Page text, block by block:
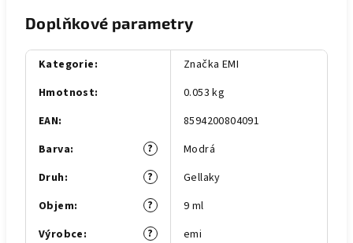
Doplňkové parametry
Kategorie:
Značka EMI
Hmotnost:
0.053 kg
EAN:
8594200804091
?
Barva:
Modrá
?
Druh:
Gellaky
?
Objem:
9 ml
?
Výrobce:
emi